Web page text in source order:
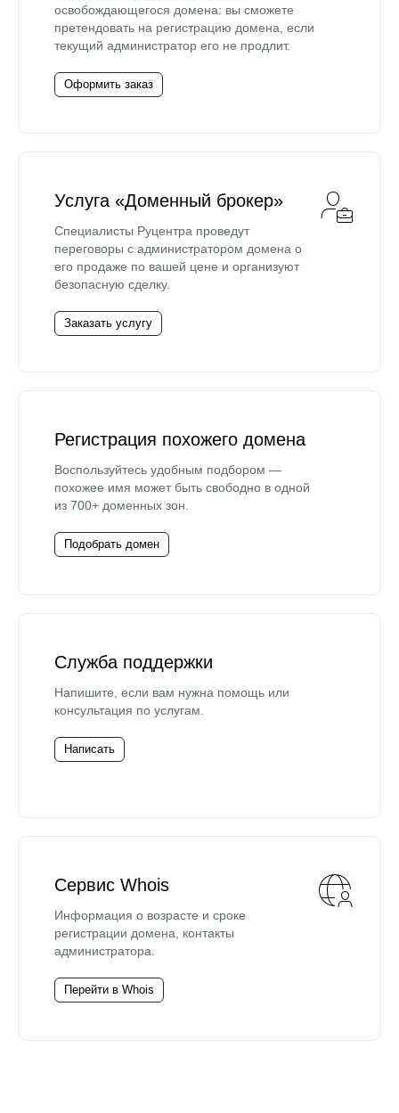
освобождающегося домена: вы сможете
претендовать на регистрацию домена, если
текущий администратор его не продлит.
Оформить заказ
Услуга «Доменный брокер»
Специалисты Руцентра проведут
переговоры с администратором домена о
его продаже по вашей цене и организуют
безопасную сделку.
Заказать услугу
Регистрация похожего домена
Воспользуйтесь удобным подбором —
похожее имя может быть свободно в одной
из 700+ доменных зон.
Подобрать домен
Служба поддержки
Напишите, если вам нужна помощь или
консультация по услугам.
Написать
Сервис Whois
Информация о возрасте и сроке
регистрации домена, контакты
администратора.
Перейти в Whois